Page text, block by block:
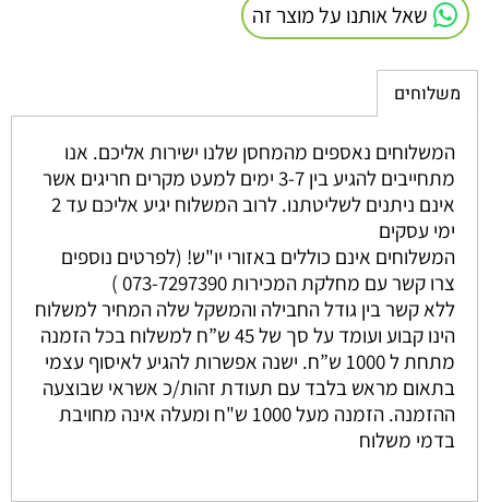
שאל אותנו על מוצר זה
משלוחים
המשלוחים נאספים מהמחסן שלנו ישירות אליכם. אנו
מתחייבים להגיע בין 3-7 ימים למעט מקרים חריגים אשר
אינם ניתנים לשליטתנו. לרוב המשלוח יגיע אליכם עד 2
ימי עסקים
המשלוחים אינם כוללים באזורי יו"ש! (לפרטים נוספים
צרו קשר עם מחלקת המכירות 073-7297390 )
ללא קשר בין גודל החבילה והמשקל שלה המחיר למשלוח
הינו קבוע ועומד על סך של 45 ש”ח למשלוח בכל הזמנה
מתחת ל 1000 ש”ח. ישנה אפשרות להגיע לאיסוף עצמי
בתאום מראש בלבד עם תעודת זהות/כ אשראי שבוצעה
ההזמנה. הזמנה מעל 1000 ש"ח ומעלה אינה מחויבת
בדמי משלוח